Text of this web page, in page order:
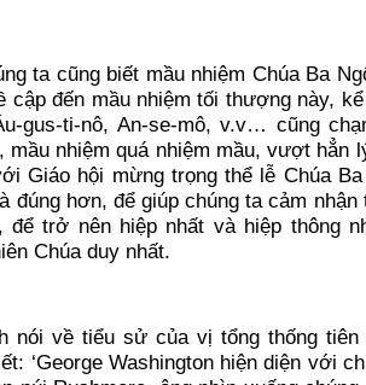
ta cũng biết mầu nhiệm Chúa Ba
cậpđến mầu nhiệm tối thượng này,
u-gus-ti-nô, An-se-mô, v.v… cũng
mầu nhiệm quá nhiệm mầu, vượt hẳn
i Giáo hội mừng trọng thể lễ Chúa
đúng hơn, để giúp chúng ta cảm nhận
để trở nên hiệp nhất và hiệp thông
Chúa duy nhất.
nói về tiểu sử của vị tổng thống
‘George Washington hiện diện với ch